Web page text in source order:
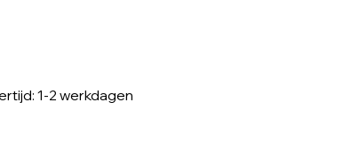
1-2 werkdagen